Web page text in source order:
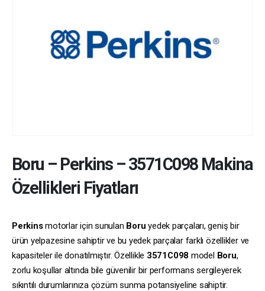
Boru – Perkins–3571C098Makina
Özellikleri Fiyatları
Perkinsmotorlar için sunulan Boru yedek parçaları, geniş bir
ürün yelpazesine sahiptir ve bu yedek parçalar farklı özellikler ve
kapasiteler ile donatılmıştır. Özellikle 3571C098 model Boru,
zorlu koşullar altında bile güvenilir bir performans sergileyerek
sıkıntılı durumlarınıza çözüm sunma potansiyeline sahiptir.